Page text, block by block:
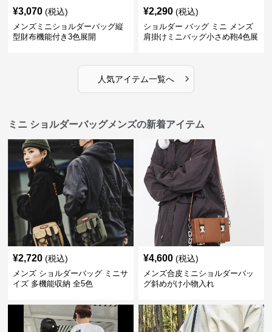
¥3,070 (税込)
メンズミニショルダーバッグ縦
型財布機能付き3色展開
¥2,290 (税込)
ショルダー バッグ ミニ メンズ
肩掛けミニバッグ小さめ鞄4色展
人気アイテム一覧へ ›
ミニ ショルダーバッグメンズの新着アイテム
¥2,720 (税込)
メンズ ショルダーバッグ ミニサ
イズ 多機能収納 全5色
¥4,600 (税込)
メンズ合皮ミニショルダーバッ
グ斜めがけ小物入れ